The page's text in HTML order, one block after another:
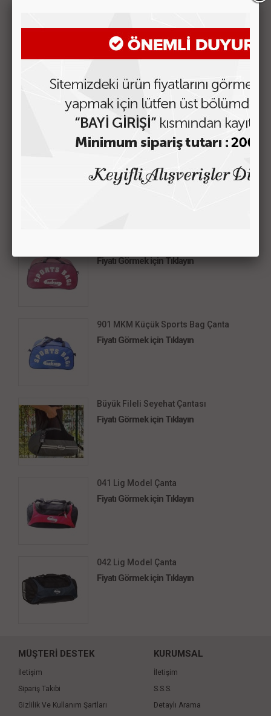
temsilcilerimizle irtibata geçiniz.
Ebatları:40cm*15cm*17cm
0554-5379230
BENZER ÜRÜNLER
903 MKM Büyük Sports Bag Çanta
Fiyatı Görmek için Tıklayın
Fiyatı Görmek için Tıklayın
901 MKM Küçük Sports Bag Çanta
Fiyatı Görmek için Tıklayın
Büyük Fileli Seyehat Çantası
Fiyatı Görmek için Tıklayın
041 Lig Model Çanta
Fiyatı Görmek için Tıklayın
042 Lig Model Çanta
Fiyatı Görmek için Tıklayın
MÜŞTERİ DESTEK
İletişim
Sipariş Takibi
Gizlilik Ve Kullanım Şartları
KURUMSAL
İletişim
S.S.S.
Detaylı Arama